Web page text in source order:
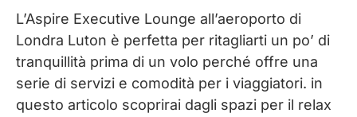
L’Aspire Executive Lounge all’aeroporto di
Londra Luton è perfetta per ritagliarti un po’ di
tranquillità prima di un volo perché offre una
serie di servizi e comodità per i viaggiatori. in
questo articolo scoprirai dagli spazi per il relax